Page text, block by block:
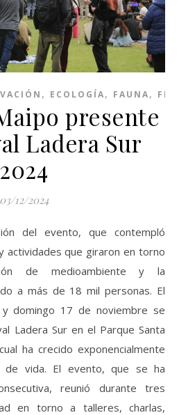
, ECOLOGÍA, FAUNA,
presente
Ladera Sur
2024
03/12/2024
del evento, que contempló
actividades que giraron en torno
de medioambiente y la
a más de 18 mil personas. El
domingo 17 de noviembre se
Ladera Sur en el Parque Santa
ha crecido exponencialmente
vida. El evento, que se ha
reunió durante tres
en torno a talleres, charlas,